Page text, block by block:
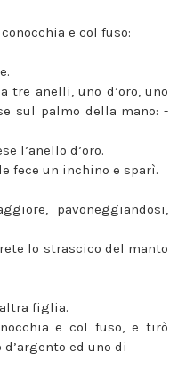
e col fuso:
tre anelli, uno d’oro, uno
sul palmo della mano: -
l’anello d’oro.
fece un inchino e sparì.
pavoneggiandosi,
lo strascico del manto
figlia.
e col fuso, e tirò
ed uno di